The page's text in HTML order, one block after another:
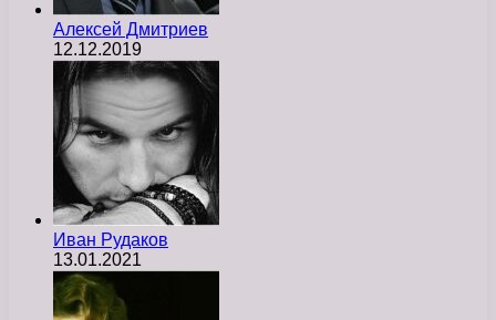
Алексей Дмитриев
12.12.2019
Иван Рудаков
13.01.2021